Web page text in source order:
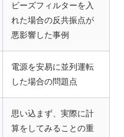
ビーズフィルターを入
れた場合の反共振点が
悪影響した事例
電源を安易に並列運転
した場合の問題点
思い込まず、実際に計
算をしてみることの重